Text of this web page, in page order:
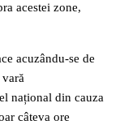
acestei zone,
acuzându-se de
național din cauza
câteva ore